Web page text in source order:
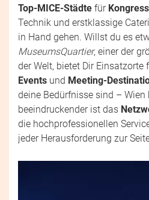
Top-MICE-Städte für
Technik und erstklassige
in Hand gehen. Willst du es
MuseumsQuartier, einer der
der Welt, bietet Dir Einsatzorte
Events und Meeting-
deine Bedürfnisse sind – Wien
beeindruckender ist das
die hochprofessionellen
jeder Herausforderung zur